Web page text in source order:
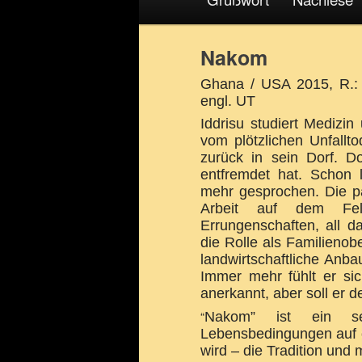
Nakom
Ghana / USA 2015,
engl. UT
Iddrisu studiert
vom plötzlichen
zurück in sein Dorf.
entfremdet hat. Schon
mehr gesprochen. Die
Arbeit auf dem
Errungenschaften, all
die Rolle als
landwirtschaftliche
Immer mehr fühlt er
anerkannt, aber soll er
“Nakom” ist ein
Lebensbedingungen
wird – die Tradition und